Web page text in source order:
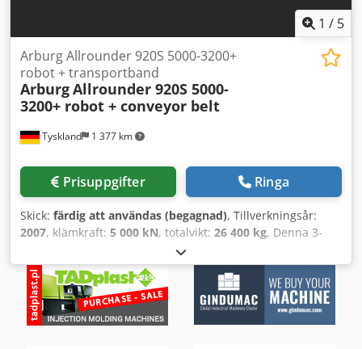
Påfyllningstratten är tillverkad av transparent PC.
1 / 5
Tyskland 1 377 km
Arburg Allrounder 920S 5000-3200+
robot + transportband
ArburgAllrounder 920S 5000-
3200+ robot + conveyor belt
Prisuppgifter Ringa
Skick: färdig att användas (begagnad), Tillverkningsår:
2007, klämkraft: 5 000 kN, totalvikt: 26 400 kg, Denna 3-
axliga Arburg Allrounder 920S 5000-3200 hydrauliska
formsprutningsmaskin tillverkades 2007. Den har en
maximal klämkraft på 5.000 kN, ett skruvdiameterområde
på 70 till 90 mm och en maximal skottvikt på upp till 1.860
g. Överväg möjligheten att köpa denna Arburg Allrounder